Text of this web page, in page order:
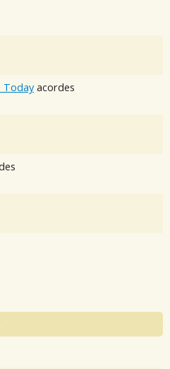
Today acordes